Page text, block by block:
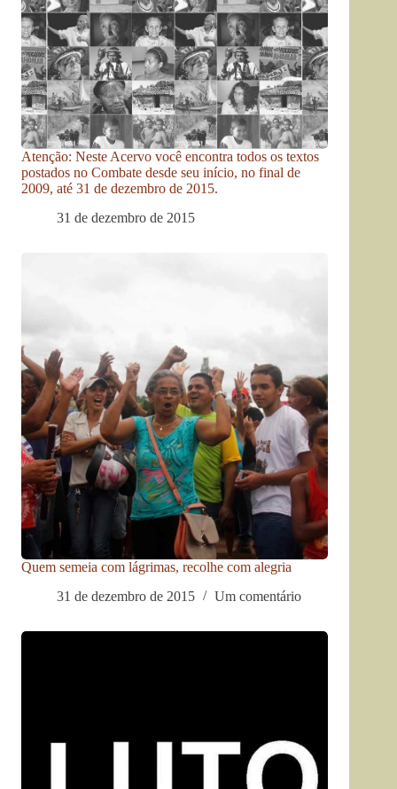
Atenção: Neste Acervo você encontra todos os textos
postados no Combate desde seu início, no final de
2009, até 31 de dezembro de 2015.
31 de dezembro de 2015
Quem semeia com lágrimas, recolhe com alegria
31 de dezembro de 2015
Um comentário